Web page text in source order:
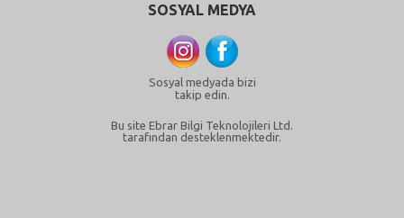
SOSYAL MEDYA
Sosyal medyada bizi
takip edin.
Bu site Ebrar Bilgi Teknolojileri Ltd.
tarafından desteklenmektedir.